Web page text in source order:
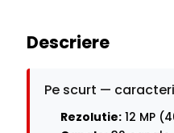
Descriere
Pe scurt —
Rezolutie: 12 MP